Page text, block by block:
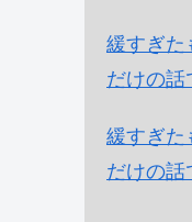
緩すぎた
だけの話
緩すぎた
だけの話